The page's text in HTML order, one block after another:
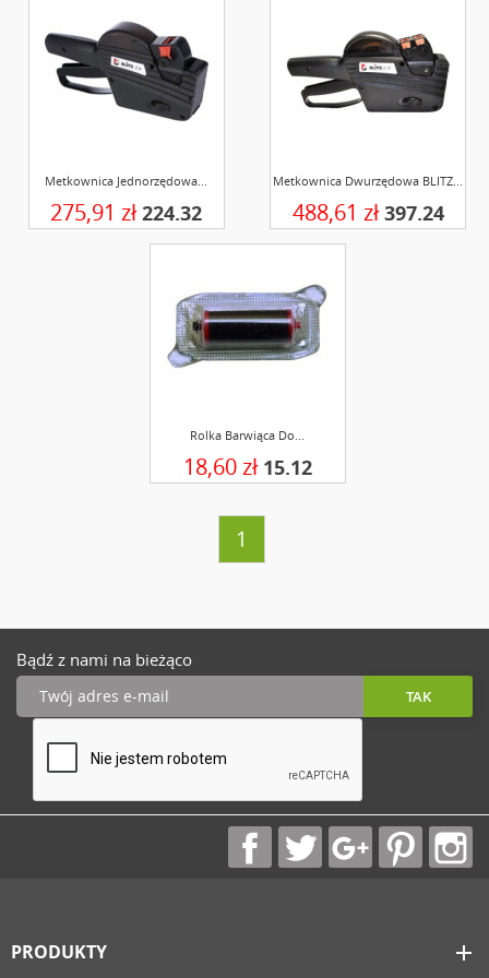
Metkownica Jednorzędowa...
275,91 zł 224.32
Metkownica Dwurzędowa BLITZ...
488,61 zł 397.24
Rolka Barwiąca Do...
18,60 zł 15.12
1
Bądź z nami na bieżąco
PRODUKTY add